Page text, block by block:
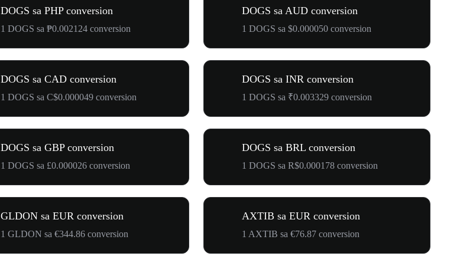
DOGS sa PHP conversion
1 DOGS sa ₱0.002124 conversion
DOGS sa AUD conversion
1 DOGS sa $0.000050 conversion
DOGS sa CAD conversion
1 DOGS sa C$0.000049 conversion
DOGS sa INR conversion
1 DOGS sa ₹0.003329 conversion
DOGS sa GBP conversion
1 DOGS sa £0.000026 conversion
DOGS sa BRL conversion
1 DOGS sa R$0.000178 conversion
GLDON sa EUR conversion
1 GLDON sa €344.86 conversion
AXTIB sa EUR conversion
1 AXTIB sa €76.87 conversion